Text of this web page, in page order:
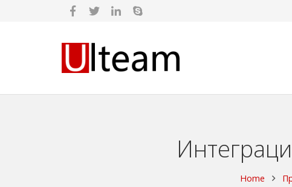
Home